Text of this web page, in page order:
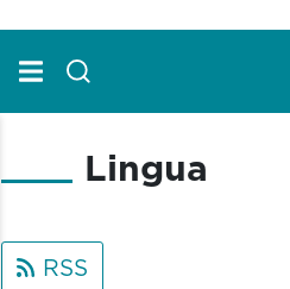
Lingua
RSS